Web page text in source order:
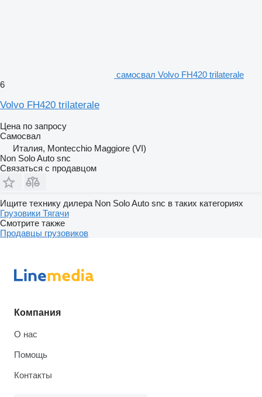
самосвал Volvo FH420 trilaterale
6
Volvo FH420 trilaterale
Цена по запросу
Самосвал
Италия, Montecchio Maggiore (VI)
Non Solo Auto snc
Связаться с продавцом
Ищите технику дилера Non Solo Auto snc в таких категориях
Грузовики Тягачи
Смотрите также
Продавцы грузовиков
Компания
О нас
Помощь
Контакты